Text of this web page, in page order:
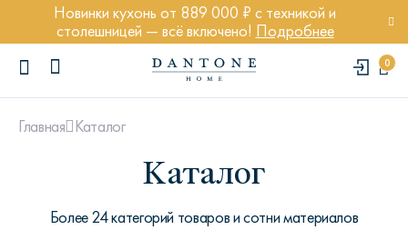
Новинки кухонь от 889 000 ₽ с техникой и
столешницей — всё включено! Подробнее
0
Главная Каталог
Каталог
Более 24 категорий товаров и сотни материалов